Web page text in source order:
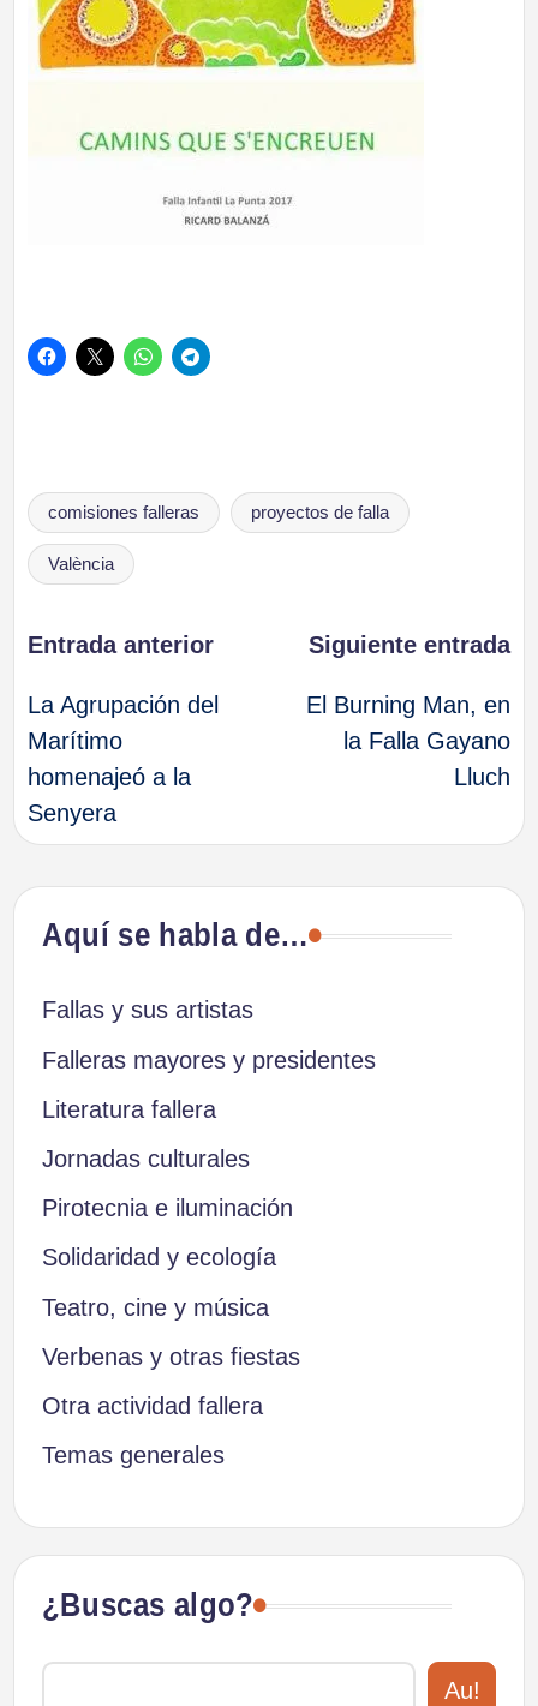
Etiquetas:
comisiones falleras proyectos de falla
València
Navegación
de
entradas
Entrada anterior
La Agrupación del
Marítimo
homenajeó a la
Senyera
Siguiente entrada
El Burning Man, en
la Falla Gayano
Lluch
Aquí se habla de…
Fallas y sus artistas
Falleras mayores y presidentes
Literatura fallera
Jornadas culturales
Pirotecnia e iluminación
Solidaridad y ecología
Teatro, cine y música
Verbenas y otras fiestas
Otra actividad fallera
Temas generales
¿Buscas algo?
Au!